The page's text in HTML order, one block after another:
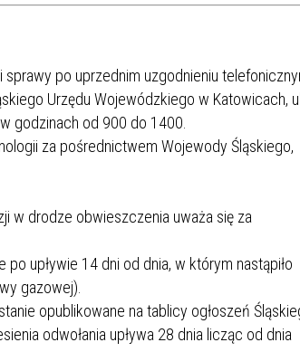
po uprzednim uzgodnieniu
Urzędu Wojewódzkiego w Katowicach, ul.
godzinach od 900 do 1400.
za pośrednictwem Wojewody Śląskiego,
w drodze obwieszczenia uważa się za
upływie 14 dni od dnia, w którym nastąpiło
gazowej).
opublikowane na tablicy ogłoszeń
odwołania upływa 28 dnia licząc od dnia